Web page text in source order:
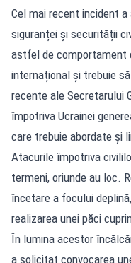
Cel mai recent incident
siguranței și securității
astfel de comportament
internațional și trebuie
recente ale Secretarului
împotriva Ucrainei
care trebuie abordate și
Atacurile împotriva
termeni, oriunde au loc.
încetare a focului
realizarea unei păci
În lumina acestor
a solicitat convocarea